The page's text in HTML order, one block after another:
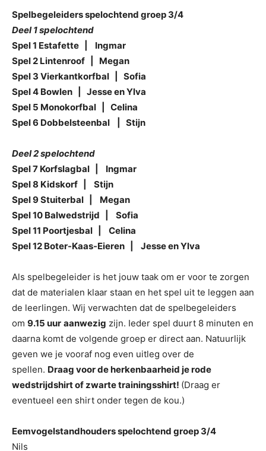
Spelbegeleiders spelochtend groep 3/4
Deel 1 spelochtend
Spel 1 Estafette | Ingmar
Spel 2 Lintenroof | Megan
Spel 3 Vierkantkorfbal | Sofia
Spel 4 Bowlen | Jesse en Ylva
Spel 5 Monokorfbal | Celina
Spel 6 Dobbelsteenbal | Stijn
Deel 2 spelochtend
Spel 7 Korfslagbal | Ingmar
Spel 8 Kidskorf | Stijn
Spel 9 Stuiterbal | Megan
Spel 10 Balwedstrijd | Sofia
Spel 11 Poortjesbal | Celina
Spel 12 Boter-Kaas-Eieren | Jesse en Ylva
Als spelbegeleider is het jouw taak om er voor te zorgen
dat de materialen klaar staan en het spel uit te leggen aan
de leerlingen. Wij verwachten dat de spelbegeleiders
om 9.15 uur aanwezig zijn. Ieder spel duurt 8 minuten en
daarna komt de volgende groep er direct aan. Natuurlijk
geven we je vooraf nog even uitleg over de
spellen. Draag voor de herkenbaarheid je rode
wedstrijdshirt of zwarte trainingsshirt! (Draag er
eventueel een shirt onder tegen de kou.)
Eemvogelstandhouders spelochtend groep 3/4
Nils